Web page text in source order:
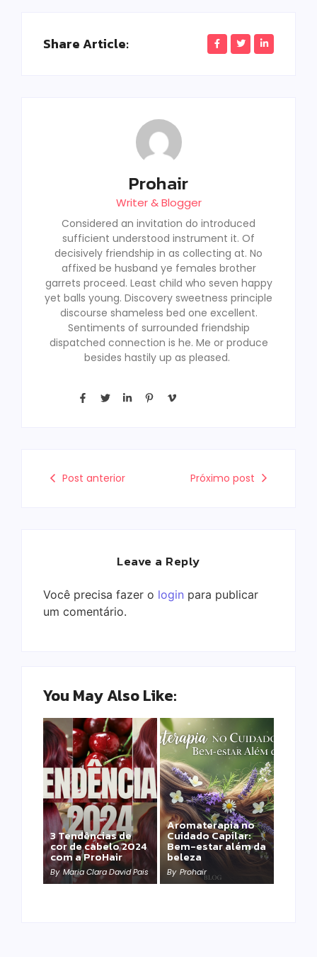
Share Article:
Prohair
Writer & Blogger
Considered an invitation do introduced
sufficient understood instrument it. Of
decisively friendship in as collecting at. No
affixed be husband ye females brother
garrets proceed. Least child who seven happy
yet balls young. Discovery sweetness principle
discourse shameless bed one excellent.
Sentiments of surrounded friendship
dispatched connection is he. Me or produce
besides hastily up as pleased.
Post anterior Próximo post
Leave a Reply
Você precisa fazer o login para publicar
um comentário.
You May Also Like:
3 Tendências de
cor de cabelo 2024
com a ProHair
By Maria Clara David Pais
Aromaterapia no
Cuidado Capilar:
Bem-estar além da
beleza
By Prohair
Detox Capilar: Por
que remover
metais pesados
salva sua química?
By Prohair